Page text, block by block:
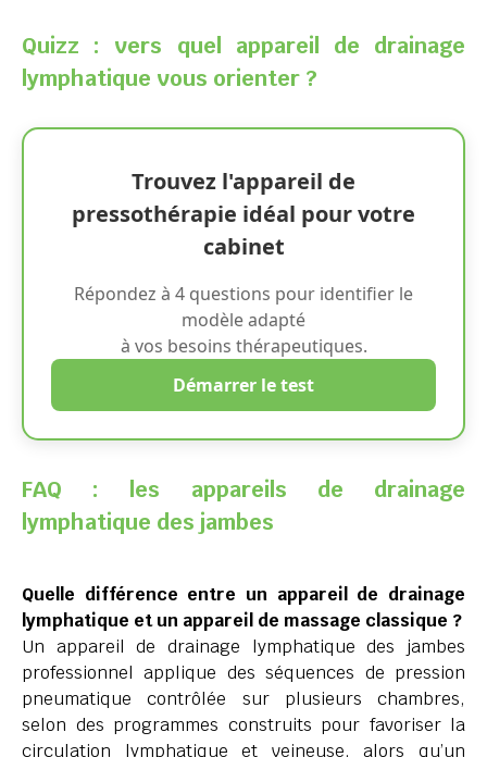
Quizz : vers quel appareil de drainage
lymphatique vous orienter ?
Trouvez l'appareil de
pressothérapie idéal pour votre
cabinet
Répondez à 4 questions pour identifier le
modèle adapté
à vos besoins thérapeutiques.
Démarrer le test
FAQ : les appareils de drainage
lymphatique des jambes
Quelle différence entre un appareil de drainage
lymphatique et un appareil de massage classique ?
Un appareil de drainage lymphatique des jambes
professionnel applique des séquences de pression
pneumatique contrôlée sur plusieurs chambres,
selon des programmes construits pour favoriser la
circulation lymphatique et veineuse, alors qu’un